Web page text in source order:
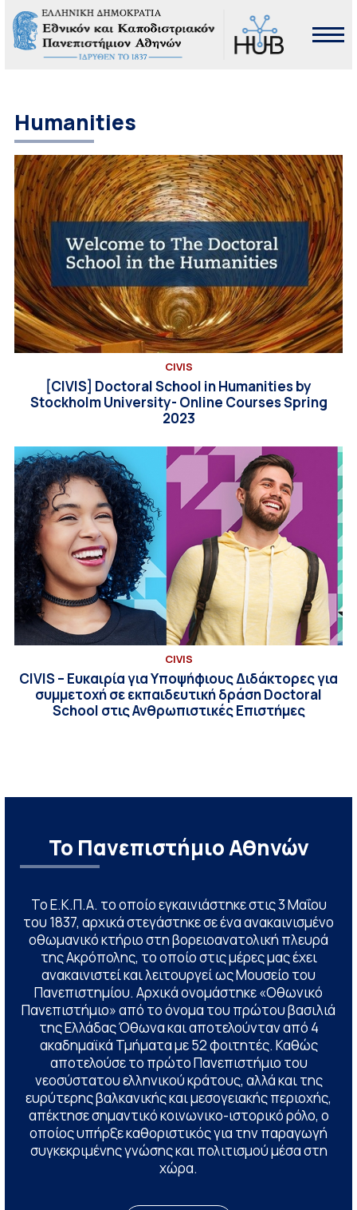
Humanities
CIVIS
[CIVIS] Doctoral School in Humanities by
Stockholm University- Online Courses Spring
2023
CIVIS
CIVIS – Ευκαιρία για Υποψήφιους Διδάκτορες για
συμμετοχή σε εκπαιδευτική δράση Doctoral
School στις Ανθρωπιστικές Επιστήμες
Το Πανεπιστήμιο Αθηνών
Το Ε.Κ.Π.Α. το οποίο εγκαινιάστηκε στις 3 Μαΐου
του 1837, αρχικά στεγάστηκε σε ένα ανακαινισμένο
οθωμανικό κτήριο στη βορειοανατολική πλευρά
της Ακρόπολης, το οποίο στις μέρες μας έχει
ανακαινιστεί και λειτουργεί ως Μουσείο του
Πανεπιστημίου. Αρχικά ονομάστηκε «Οθωνικό
Πανεπιστήμιο» από το όνομα του πρώτου βασιλιά
της Ελλάδας Όθωνα και αποτελούνταν από 4
ακαδημαϊκά Τμήματα με 52 φοιτητές. Καθώς
αποτελούσε το πρώτο Πανεπιστήμιο του
νεοσύστατου ελληνικού κράτους, αλλά και της
ευρύτερης βαλκανικής και μεσογειακής περιοχής,
απέκτησε σημαντικό κοινωνικο-ιστορικό ρόλο, ο
οποίος υπήρξε καθοριστικός για την παραγωγή
συγκεκριμένης γνώσης και πολιτισμού μέσα στη
χώρα.